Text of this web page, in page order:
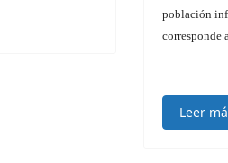
población
corresponde
Leer